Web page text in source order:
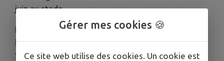
juin au stade.
Inscriptions via helloasso :
https://www.helloasso.com/.../emplacement-
vide-grenier
Gérer mes cookies 🍪
Ce site web utilise des cookies. Un cookie est